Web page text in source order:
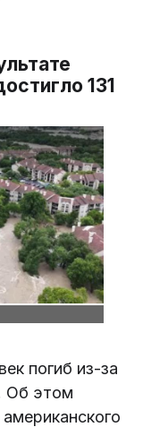
131
погиб из-за
Об этом